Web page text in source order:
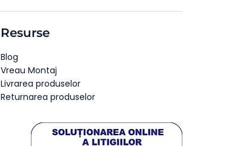
Resurse
Blog
Vreau Montaj
Livrarea produselor
Returnarea produselor